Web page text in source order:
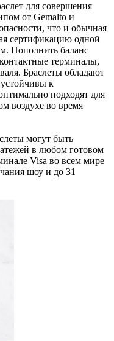
для совершения
от Gemalto и
что и обычная
сертификацию одной
Пополнить баланс
терминалы,
Браслеты обладают
к
подходят для
воздухе во время
могут быть
в любом готовом
Visa во всем мире
шоу и до 31